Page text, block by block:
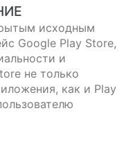
исходным
Google Play Store,
и
не только
как и Play